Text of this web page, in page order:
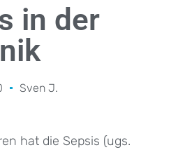
in der
Sven J.
hat die Sepsis (ugs.